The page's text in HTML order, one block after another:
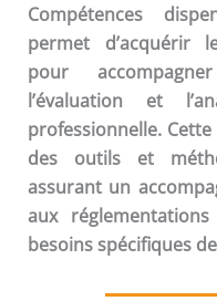
Compétences
permet d’acquérir
pour
l’évaluation et
professionnelle.
des outils et
assurant un
aux
besoins spécifiques